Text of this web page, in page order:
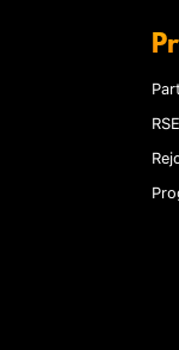
RSE